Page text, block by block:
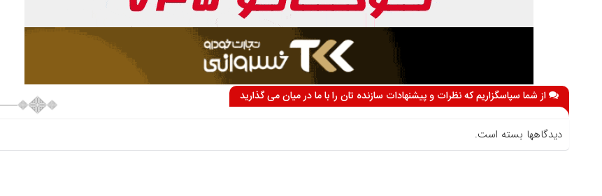
از شما سپاسگزاریم که نظرات و پیشنهادات سازنده تان را با ما در میان می گذارید
دیدگاهها بسته است.